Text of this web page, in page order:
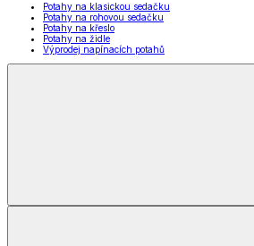
Potahy na klasickou sedačku
Potahy na rohovou sedačku
Potahy na křeslo
Potahy na židle
Výprodej napínacích potahů